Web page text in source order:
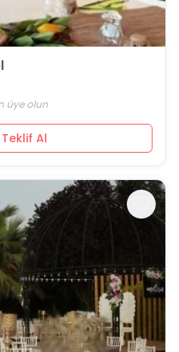
üye olun
Al